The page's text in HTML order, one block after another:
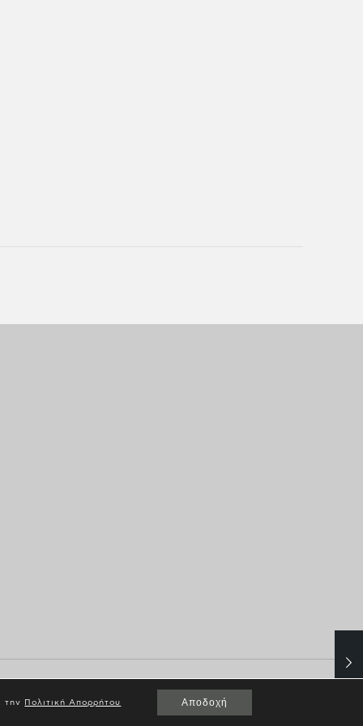
την Πολιτική Απορρήτου Αποδοχή